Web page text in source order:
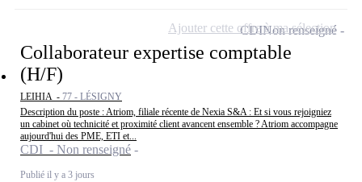
Collaborateur expertise comptable
(H/F)
LEIHIA - 77 - LÉSIGNY
Description du poste : Atriom, filiale récente de Nexia S&A : Et si vous rejoigniez
un cabinet où technicité et proximité client avancent ensemble ? Atriom accompagne
aujourd'hui des PME, ETI et...
CDI - Non renseigné
Publié il y a 3 jours
CDINon renseigné
Ajouter cette offre à ma sélection